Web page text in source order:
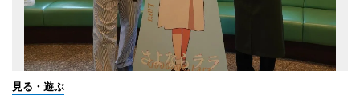
見る・遊ぶ